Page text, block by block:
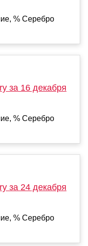
% Серебро
за 16 декабря
% Серебро
за 24 декабря
% Серебро